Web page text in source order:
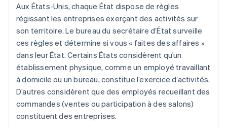
Aux États-Unis, chaque État dispose de règles
régissant les entreprises exerçant des activités sur
son territoire. Le bureau du secrétaire d’État surveille
ces règles et détermine si vous « faites des affaires »
dans leur État. Certains États considèrent qu’un
établissement physique, comme un employé travaillant
à domicile ou un bureau, constitue l’exercice d’activités.
D’autres considèrent que des employés recueillant des
commandes (ventes ou participation à des salons)
constituent des entreprises.